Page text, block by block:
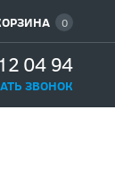
0
04 94
ЗВОНОК